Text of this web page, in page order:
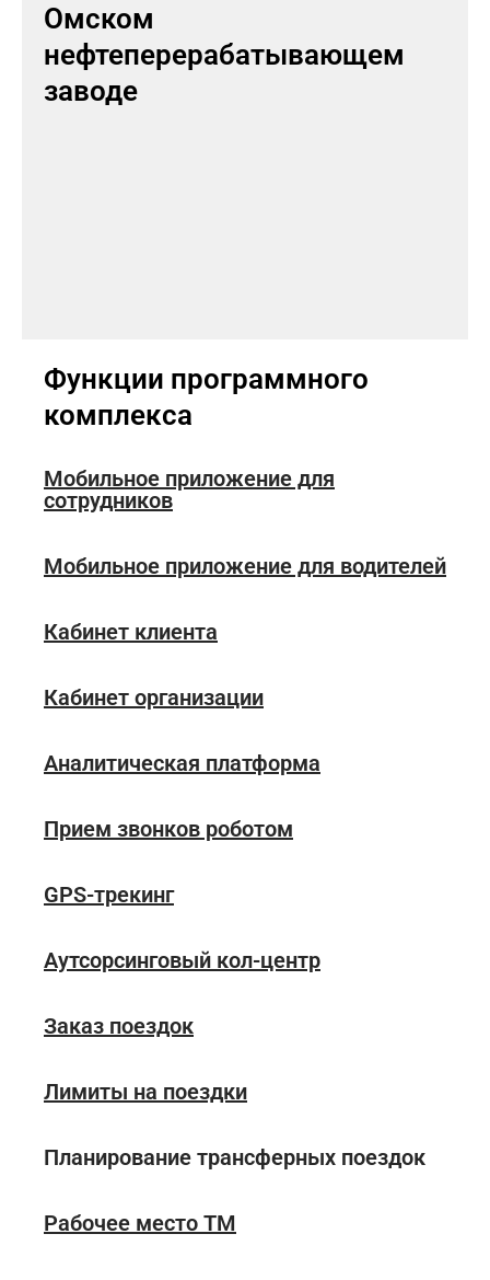
Омском
нефтеперерабатывающем
заводе
Функции программного
комплекса
Мобильное приложение для
сотрудников
Мобильное приложение для водителей
Кабинет клиента
Кабинет организации
Аналитическая платформа
Прием звонков роботом
GPS-трекинг
Аутсорсинговый кол-центр
Заказ поездок
Лимиты на поездки
Планирование трансферных поездок
Рабочее место ТМ